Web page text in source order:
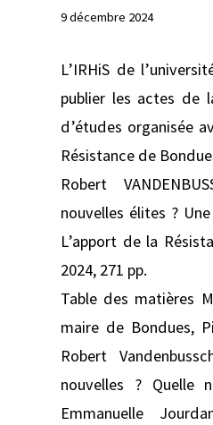
9 décembre 2024
L’IRHiS de
publier les actes de
d’études organisée
Résistance de
Robert
nouvelles élites ?
L’apport de la
2024, 271 pp.
Table des matières
maire de Bondues,
Robert
nouvelles ? Quelle
Emmanuelle